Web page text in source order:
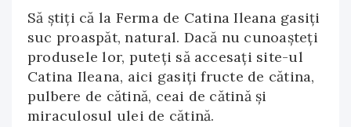
Să ştiţi că la Ferma de Catina Ileana gasiţi
suc proaspăt, natural. Dacă nu cunoaşteţi
produsele lor, puteţi să accesaţi site-ul
Catina Ileana, aici gasiţi fructe de cătina,
pulbere de cătină, ceai de cătină şi
miraculosul ulei de cătină.